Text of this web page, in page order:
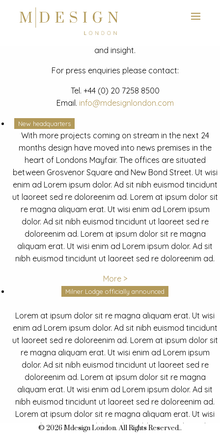
News
Latest mdesign development project and advisory news
and insight.
For press enquiries please contact:
Tel. +44 (0) 20 7258 8500
Email. info@mdesignlondon.com
New headquarters
With more projects coming on stream in the next 24
months design have moved into news premises in the
heart of Londons Mayfair. The offices are situated
between Grosvenor Square and New Bond Street. Ut wisi
enim ad Lorem ipsum dolor. Ad sit nibh euismod tincidunt
ut laoreet sed re doloreenim ad. Lorem at ipsum dolor sit
re magna aliquam erat. Ut wisi enim ad Lorem ipsum
dolor. Ad sit nibh euismod tincidunt ut laoreet sed re
doloreenim ad. Lorem at ipsum dolor sit re magna
aliquam erat. Ut wisi enim ad Lorem ipsum dolor. Ad sit
nibh euismod tincidunt ut laoreet sed re doloreenim ad.
More >
Milner Lodge officially announced
Lorem at ipsum dolor sit re magna aliquam erat. Ut wisi
enim ad Lorem ipsum dolor. Ad sit nibh euismod tincidunt
ut laoreet sed re doloreenim ad. Lorem at ipsum dolor sit
re magna aliquam erat. Ut wisi enim ad Lorem ipsum
dolor. Ad sit nibh euismod tincidunt ut laoreet sed re
doloreenim ad. Lorem at ipsum dolor sit re magna
aliquam erat. Ut wisi enim ad Lorem ipsum dolor. Ad sit
nibh euismod tincidunt ut laoreet sed re doloreenim ad.
Lorem at ipsum dolor sit re magna aliquam erat. Ut wisi
enim ad Lorem ipsum dolor. Ad sit nibh euismod tincidunt
© 2026 Mdesign London. All Rights Reserved..